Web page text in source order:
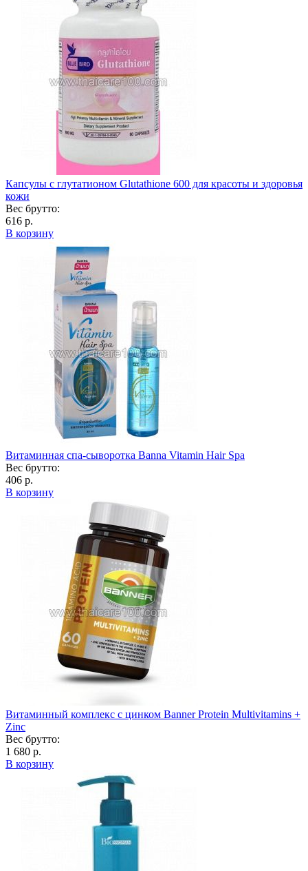
Капсулы с глутатионом Glutathione 600 для красоты и здоровья
кожи
Вес брутто:
616 р.
В корзину
Витаминная спа-сыворотка Banna Vitamin Hair Spa
Вес брутто:
406 р.
В корзину
Витаминный комплекс с цинком Banner Protein Multivitamins +
Zinc
Вес брутто:
1 680 р.
В корзину